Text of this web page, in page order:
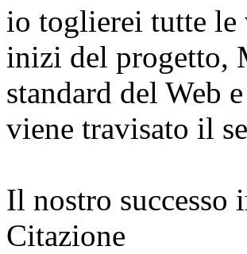
io toglierei tutte
inizi del progetto,
standard del Web
viene travisato il
Il nostro successo
Citazione